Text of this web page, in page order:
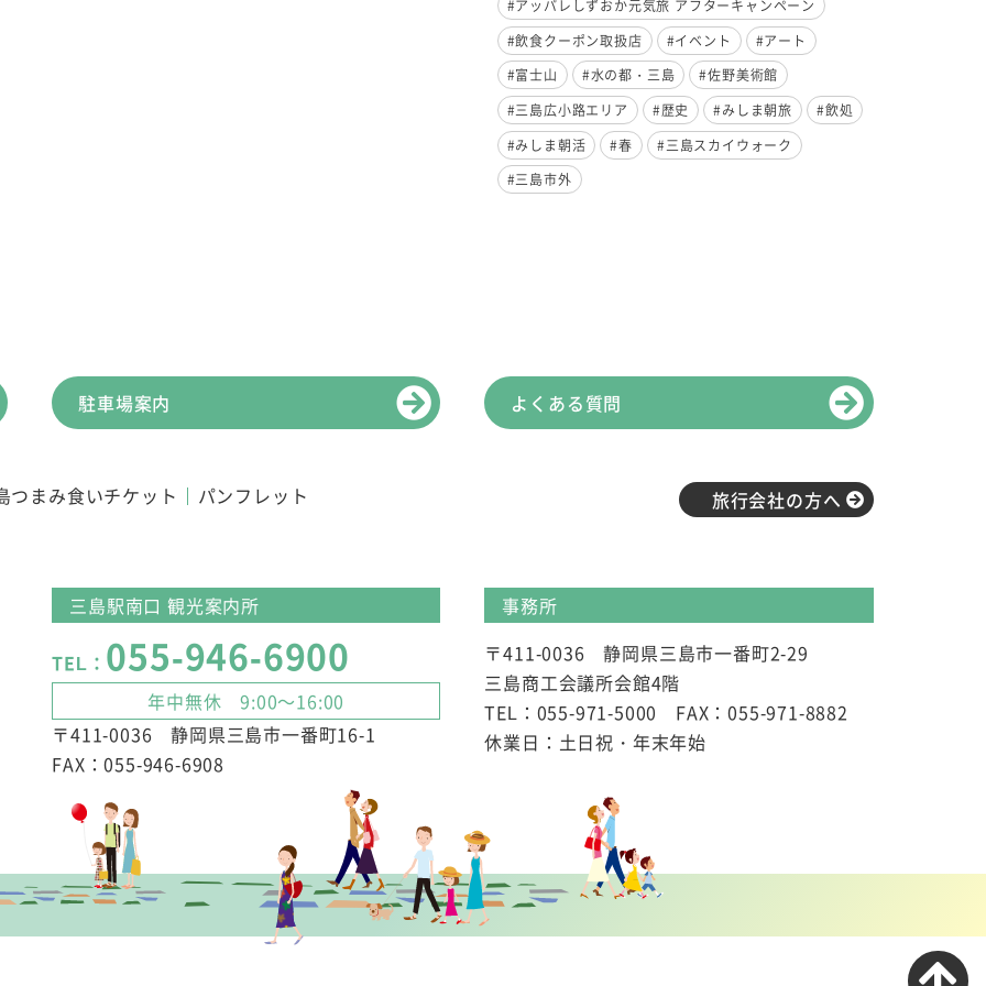
#アッパレしずおか元気旅 アフターキャンペーン
#飲食クーポン取扱店
#イベント
#アート
#富士山
#水の都・三島
#佐野美術館
#三島広小路エリア
#歴史 #みしま朝旅
#飲処
#みしま朝活
#春
#三島スカイウォーク
#三島市外
駐車場案内 よくある質問
つまみ食いチケット パンフレット 旅行会社の方へ
三島駅南口 観光案内所
TEL： 055-946-6900
年中無休 9:00～16:00
〒411-0036 静岡県三島市一番町16-1
FAX：055-946-6908
事務所
〒411-0036 静岡県三島市一番町2-29
三島商工会議所会館4階
TEL：055-971-5000 FAX：055-971-8882
休業日：土日祝・年末年始